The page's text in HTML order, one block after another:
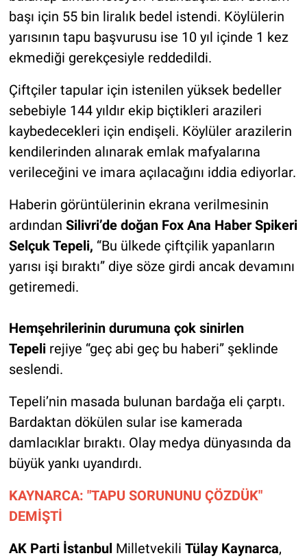
başı için 55 bin liralık bedel istendi. Köylülerin
yarısının tapu başvurusu ise 10 yıl içinde 1 kez
ekmediği gerekçesiyle reddedildi.
Çiftçiler tapular için istenilen yüksek bedeller
sebebiyle 144 yıldır ekip biçtikleri arazileri
kaybedecekleri için endişeli. Köylüler arazilerin
kendilerinden alınarak emlak mafyalarına
verileceğini ve imara açılacağını iddia ediyorlar.
Haberin görüntülerinin ekrana verilmesinin
ardından Silivri’de doğan Fox Ana Haber Spikeri
Selçuk Tepeli, “Bu ülkede çiftçilik yapanların
yarısı işi bıraktı” diye söze girdi ancak devamını
getiremedi.
Hemşehrilerinin durumuna çok sinirlen
Tepeli rejiye “geç abi geç bu haberi” şeklinde
seslendi.
Tepeli’nin masada bulunan bardağa eli çarptı.
Bardaktan dökülen sular ise kamerada
damlacıklar bıraktı. Olay medya dünyasında da
büyük yankı uyandırdı.
KAYNARCA: "TAPU SORUNUNU ÇÖZDÜK"
DEMİŞTİ
AK Parti İstanbul Milletvekili Tülay Kaynarca,